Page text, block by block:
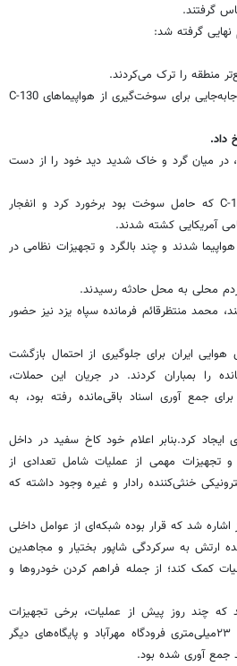
گرفتند.
گرفته شد:
منطقه را ترک می‌کردند.
در تاریکی کویر، بالگردها در حال جابه‌جایی برای سوخت‌گیری از هواپیماهای C‑130
داد.
در میان گرد و خاک شدید دید خود را از دست
بالگرد به بدنه یک هواپیمای C‑130 که حامل سوخت بود برخورد کرد و انفجار
شدند و چند بالگرد و تجهیزات نظامی در
محلی به محل حادثه رسیدند.
محمد منتظرقائم فرمانده سپاه یزد نیز حضور
هوایی ایران برای جلوگیری از احتمال بازگشت
را بمباران کردند. در جریان این حملات،
جمع آوری اسناد باقی‌مانده رفته بود، به
کرد.بنابر اعلام خود کاخ سفید در داخل
و تجهیزات مهمی از عملیات شامل تعدادی از
خنثی‌کننده رادار و غیره وجود داشته که
اشاره شد که قرار بوده شبکه‌ای از عوامل داخلی
ارتش به سرکردگی شاپور بختیار و مجاهدین
کمک کند؛ از جمله فراهم کردن خودروها و
چند روز پیش از عملیات، برخی تجهیزات
پدافندی مثل توپ‌های ضدهوایی ۲۳میلی‌متری فرودگاه مهرآباد و پایگاه‌های دیگر
جمع آوری شده بود.